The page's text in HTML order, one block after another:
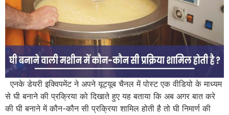
एनके डेयरी इक्विपमेंट ने अपने यूट्यूब चैनल में पोस्ट एक वीडियो के माध्यम
से घी बनाने की प्रक्रिया को दिखाते हुए यह बताया कि अब अगर बात करे
की घी बनाने में कौन-कौन सी प्रक्रिया शामिल होती है तो घी निमार्ण की